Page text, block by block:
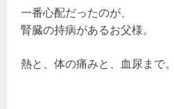
一番心配だったのが、
腎臓の持病があるお父様。
熱と、体の痛みと、血尿まで。